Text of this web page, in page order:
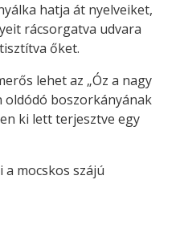
hatja át nyelveiket,
rácsorgatva udvara
őket.
lehet az „Óz a nagy
oldódó boszorkányának
ki lett terjesztve egy
mocskos szájú